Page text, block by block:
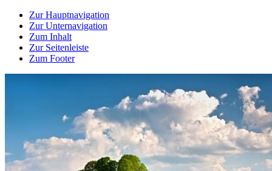
Zur Hauptnavigation
Zur Unternavigation
Zum Inhalt
Zur Seitenleiste
Zum Footer